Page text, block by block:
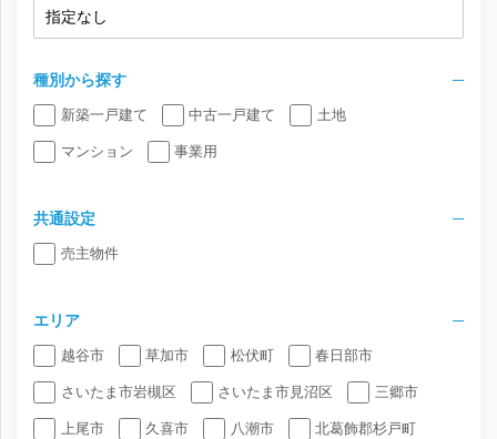
種別から探す
新築一戸建て 中古一戸建て 土地
マンション 事業用
共通設定
売主物件
エリア
越谷市 草加市 松伏町 春日部市
さいたま市岩槻区 さいたま市見沼区 三郷市
上尾市 久喜市 八潮市 北葛飾郡杉戸町